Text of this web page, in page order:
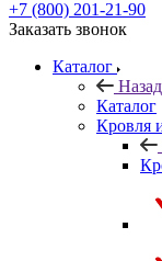
+7 (800) 201-21-90
Заказать звонок
Каталог
Назад
Каталог
Кровля